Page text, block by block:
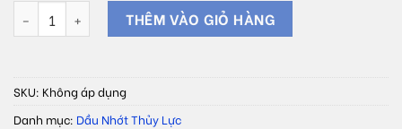
Dầu chân không OIL TECH VACUUM PUMP OIL TM100 số lượng
THÊM VÀO GIỎ HÀNG
SKU: Không áp dụng
Danh mục: Dầu Nhớt Thủy Lực